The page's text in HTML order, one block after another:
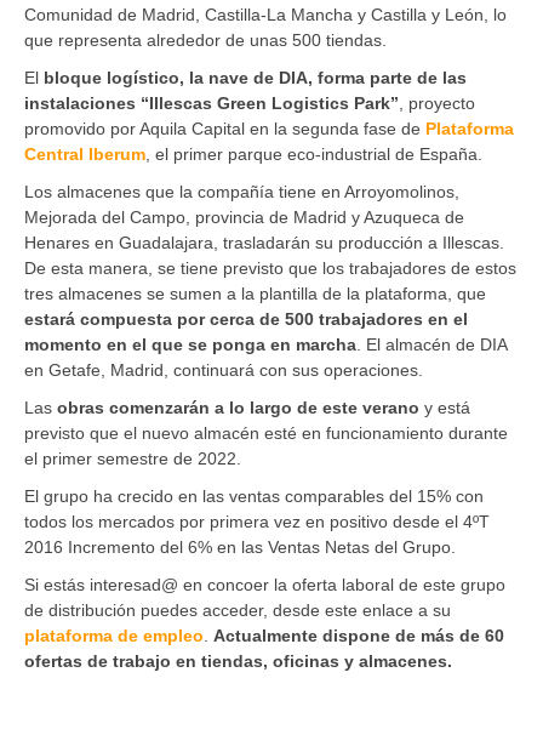
Comunidad de Madrid, Castilla-La Mancha y Castilla y León, lo
que representa alrededor de unas 500 tiendas.
El bloque logístico, la nave de DIA, forma parte de las
instalaciones “Illescas Green Logistics Park” , proyecto
promovido por Aquila Capital en la segunda fase de Plataforma
Central Iberum , el primer parque eco-industrial de España.
Los almacenes que la compañía tiene en Arroyomolinos,
Mejorada del Campo, provincia de Madrid y Azuqueca de
Henares en Guadalajara, trasladarán su producción a Illescas.
De esta manera, se tiene previsto que los trabajadores de estos
tres almacenes se sumen a la plantilla de la plataforma, que
estará compuesta por cerca de 500 trabajadores en el
momento en el que se ponga en marcha . El almacén de DIA
en Getafe, Madrid, continuará con sus operaciones.
Las obras comenzarán a lo largo de este verano y está
previsto que el nuevo almacén esté en funcionamiento durante
el primer semestre de 2022.
El grupo ha crecido en las ventas comparables del 15% con
todos los mercados por primera vez en positivo desde el 4ºT
2016 Incremento del 6% en las Ventas Netas del Grupo.
Si estás interesad@ en concoer la oferta laboral de este grupo
de distribución puedes acceder, desde este enlace a su
plataforma de empleo Actualmente dispone de más de 60
ofertas de trabajo en tiendas, oficinas y almacenes.